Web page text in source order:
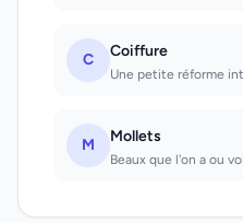
C Coiffure
M Mollets